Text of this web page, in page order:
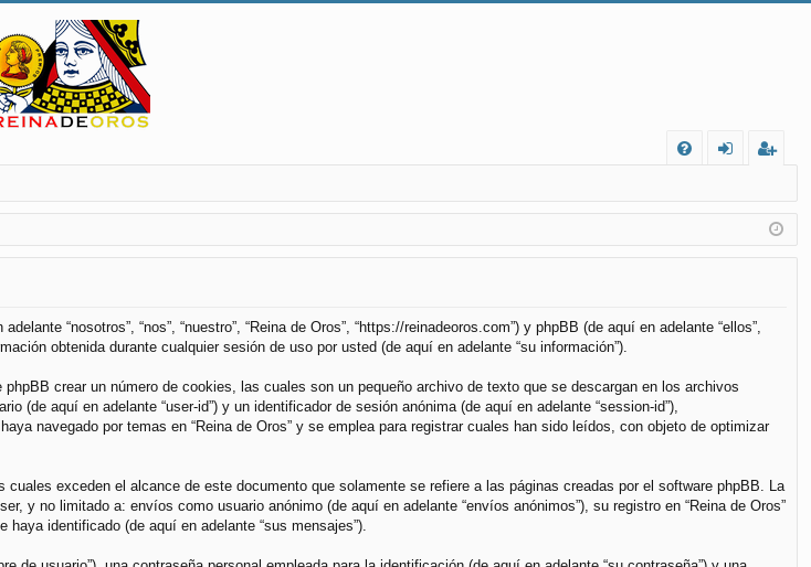
Q
nt
ifi
rs
ist
ra
“nosotros”, “nos”, “nuestro”, “Reina de Oros”, “https://reinadeoros.com”) y phpBB (de aquí en adelante “ellos”,
obtenida durante cualquier sesión de uso por usted (de aquí en adelante “su información”).
crear un número de cookies, las cuales son un pequeño archivo de texto que se descargan en los archivos
aquí en adelante “user-id”) y un identificador de sesión anónima (de aquí en adelante “session-id”),
navegado por temas en “Reina de Oros” y se emplea para registrar cuales han sido leídos, con objeto de optimizar
exceden el alcance de este documento que solamente se refiere a las páginas creadas por el software phpBB. La
y no limitado a: envíos como usuario anónimo (de aquí en adelante “envíos anónimos”), su registro en “Reina de Oros”
identificado (de aquí en adelante “sus mensajes”).